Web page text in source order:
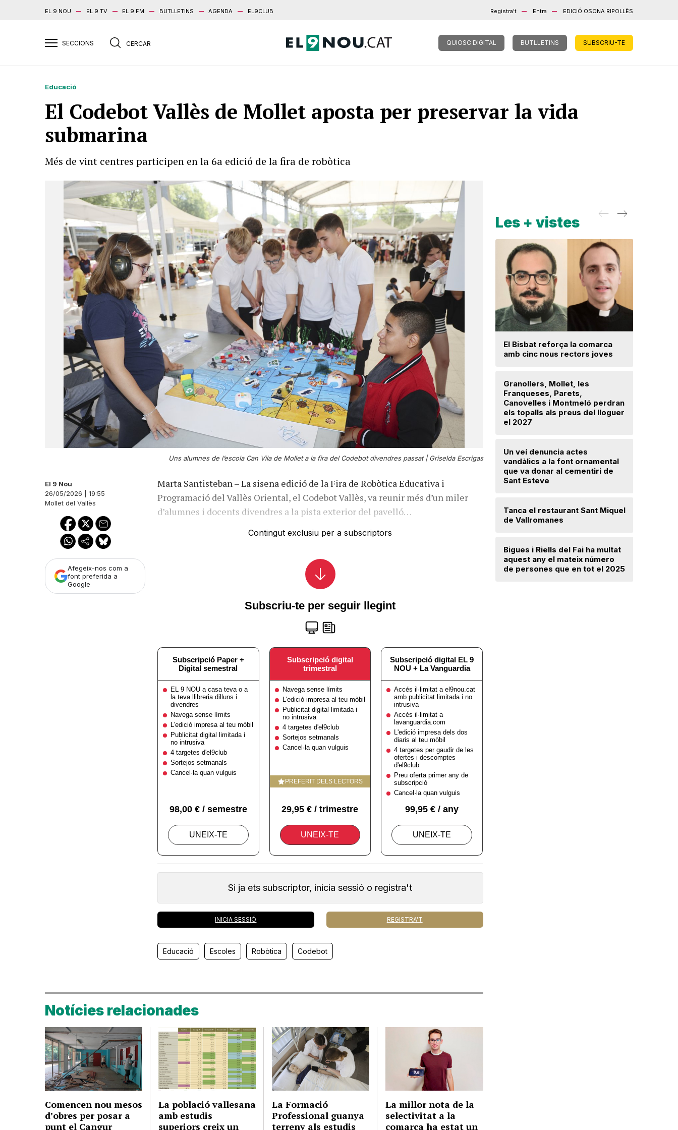
EL 9 NOU EL 9 TV EL 9 FM BUTLLETINS AGENDA EL9CLUB Registra't Entra EDICIÓ OSONA RIPOLLÈS
QUIOSC DIGITAL BUTLLETINS SUBSCRIU-TE
Educació
El Codebot Vallès de Mollet aposta per preservar la vida
submarina
Més de vint centres participen en la 6a edició de la fira de robòtica
Uns alumnes de l’escola Can Vila de Mollet a la fira del Codebot divendres passat |Griselda Escrigas
El 9 Nou
26/05/2026 | 19:55
Mollet del Vallès
Afegeix-nos com a
font preferida a
Google
Marta Santisteban – La sisena edició de la Fira de Robòtica Educativa i
Programació del Vallès Oriental, el Codebot Vallès, va reunir més d’un miler
d’alumnes i docents divendres a la pista exterior del pavelló…
Contingut exclusiu per a subscriptors
Si ja ets subscriptor, inicia sessió o registra't
INICIA SESSIÓ REGISTRA'T
Educació Escoles Robòtica Codebot
Notícies relacionades
Comencen nou mesos
d’obres per posar a
punt el Cangur
La població vallesana
amb estudis
superiors creix un
La Formació
Professional guanya
terreny als estudis
La millor nota de la
selectivitat a la
comarca ha estat un
Les + vistes
El Bisbat reforça la comarca
amb cinc nous rectors joves
Granollers, Mollet, les
Franqueses, Parets,
Canovelles i Montmeló perdran
els topalls als preus del lloguer
el 2027
Un veí denuncia actes
vandàlics a la font ornamental
que va donar al cementiri de
Sant Esteve
Tanca el restaurant Sant Miquel
de Vallromanes
Bigues i Riells del Fai ha multat
aquest any el mateix número
de persones que en tot el 2025